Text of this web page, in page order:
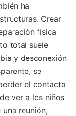
ha
Crear
física
total suele
y desconexión
se
el contacto
ver a los niños
reunión,